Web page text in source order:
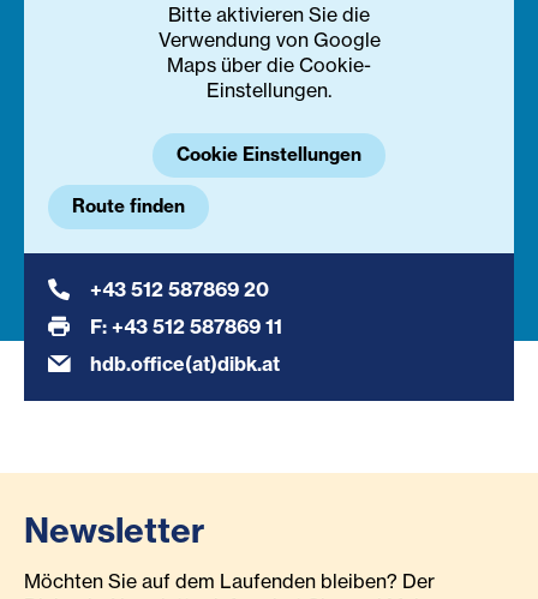
Bitte aktivieren Sie die
Verwendung von Google
Maps über die Cookie-
Einstellungen.
Cookie Einstellungen
Route finden
+43 512 587869 20
F: +43 512 587869 11
hdb.office(at)dibk.at
Newsletter
Möchten Sie auf dem Laufenden bleiben? Der